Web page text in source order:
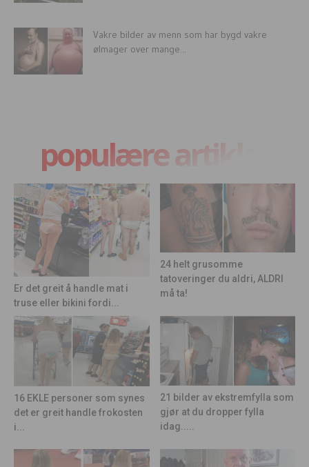
Vakre bilder av menn som har bygd vakre
ølmager over mange...
populære artikler
Er det greit å handle mat i
truse eller bikini fordi...
24 helt grusomme
tatoveringer du aldri, ALDRI
må ta!
16 EKLE personer som synes
det er greit handle frokosten
i...
21 bilder av ekstremfylla som
gjør at du dropper fylla
idag.....